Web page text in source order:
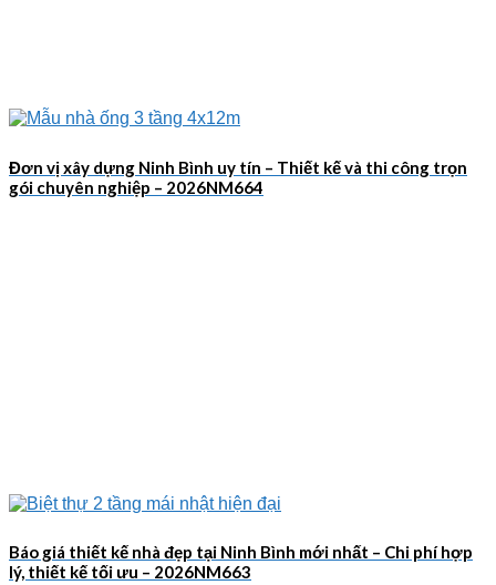
Đơn vị xây dựng Ninh Bình uy tín – Thiết kế và thi công trọn
gói chuyên nghiệp – 2026NM664
Báo giá thiết kế nhà đẹp tại Ninh Bình mới nhất – Chi phí hợp
lý, thiết kế tối ưu – 2026NM663